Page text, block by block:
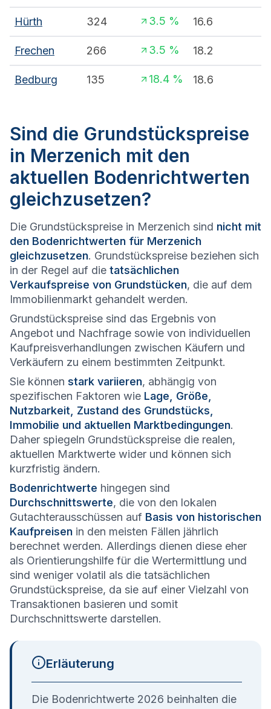
Hürth 324 3.5 % 16.6
Frechen 266 3.5 % 18.2
Bedburg 135 18.4 % 18.6
Sind die Grundstückspreise
in Merzenich mit den
aktuellen Bodenrichtwerten
gleichzusetzen?
Die Grundstückspreise in Merzenich sind nicht mit
den Bodenrichtwerten für Merzenich
gleichzusetzen. Grundstückspreise beziehen sich
in der Regel auf die tatsächlichen
Verkaufspreise von Grundstücken, die auf dem
Immobilienmarkt gehandelt werden.
Grundstückspreise sind das Ergebnis von
Angebot und Nachfrage sowie von individuellen
Kaufpreisverhandlungen zwischen Käufern und
Verkäufern zu einem bestimmten Zeitpunkt.
Sie können stark variieren, abhängig von
spezifischen Faktoren wie Lage, Größe,
Nutzbarkeit, Zustand des Grundstücks,
Immobilie und aktuellen Marktbedingungen.
Daher spiegeln Grundstückspreise die realen,
aktuellen Marktwerte wider und können sich
kurzfristig ändern.
Bodenrichtwerte hingegen sind
Durchschnittswerte, die von den lokalen
Gutachterausschüssen auf Basis von historischen
Kaufpreisen in den meisten Fällen jährlich
berechnet werden. Allerdings dienen diese eher
als Orientierungshilfe für die Wertermittlung und
sind weniger volatil als die tatsächlichen
Grundstückspreise, da sie auf einer Vielzahl von
Transaktionen basieren und somit
Durchschnittswerte darstellen.
Erläuterung
Die Bodenrichtwerte 2026 beinhalten die